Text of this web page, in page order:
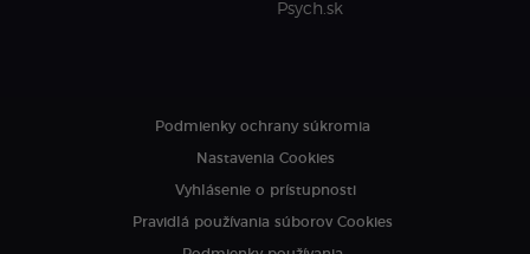
Psych.sk
Podmienky ochrany súkromia
Nastavenia Cookies
Vyhlásenie o prístupnosti
Pravidlá používania súborov Cookies